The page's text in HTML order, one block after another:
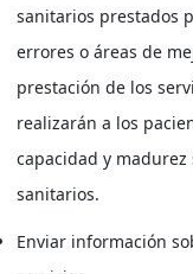
sanitarios prestados
errores o áreas de
prestación de los
realizarán a los
capacidad y
sanitarios.
Enviar información